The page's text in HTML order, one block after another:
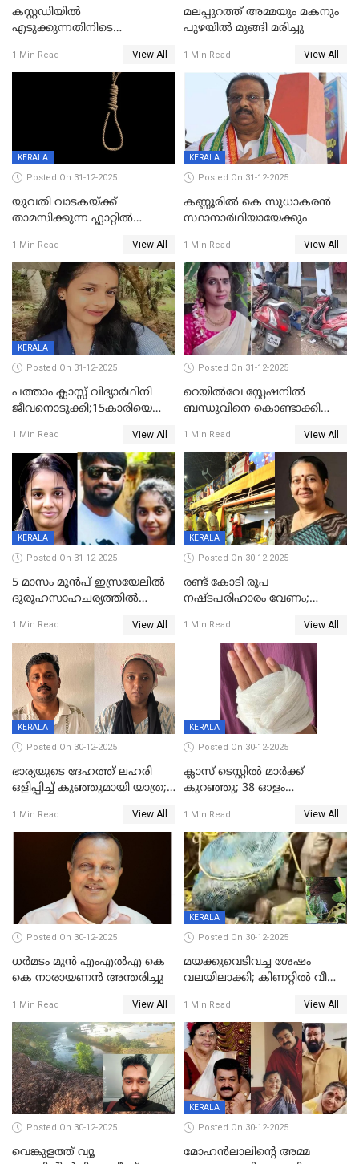
കസ്റ്റഡിയിൽ
എടുക്കുന്നതിനിടെ
വധശ്രമക്കേസ് പ്രതി പിടിയിൽ
1 Min Read View All
മലപ്പുറത്ത് അമ്മയും മകനും
പുഴയിൽ മുങ്ങി മരിച്ചു
1 Min Read View All
KERALA
Posted On 31-12-2025
യുവതി വാടകയ്ക്ക്
താമസിക്കുന്ന ഫ്ലാറ്റില്‍
സംഭവം കൈതപ്പൊയിലില്‍
1 Min Read View All
KERALA
Posted On 31-12-2025
കണ്ണൂരിൽ കെ സുധാകരൻ
സ്ഥാനാർഥിയായേക്കും
1 Min Read View All
KERALA
Posted On 31-12-2025
പത്താം ക്ലാസ്സ് വിദ്യാര്‍ഥിനി
ജീവനൊടുക്കി;15കാരിയെ
കിടപ്പുമുറിയില്‍ തൂങ്ങി മരിച്ച
നിലയിൽ
1 Min Read View All
Posted On 31-12-2025
റെയിൽവേ സ്റ്റേഷനിൽ
ബന്ധുവിനെ കൊണ്ടാക്കി
ലോറി സ്കൂട്ടറിൽ ഇടിച്ചു :
യുവതിക്ക് ദാരുണാന്ത്യം
1 Min Read View All
KERALA
Posted On 31-12-2025
5 മാസം മുൻപ് ഇസ്രയേലിൽ
ദുരൂഹസാഹചര്യത്തിൽ
മലയാളി യുവാവിന്റെ ഭാര്യയും
മരിച്ചു
1 Min Read View All
KERALA
Posted On 30-12-2025
രണ്ട് കോടി രൂപ
നഷ്ടപരിഹാരം വേണം;
നോട്ടീസയച്ച് ഉമാ തോമസ്
1 Min Read View All
KERALA
Posted On 30-12-2025
ഭാര്യയുടെ ദേഹത്ത് ലഹരി
ഒളിപ്പിച്ച് കുഞ്ഞുമായി യാത്ര;
പിടികൂടി പൊലീസ്
1 Min Read View All
KERALA
Posted On 30-12-2025
ക്ലാസ് ടെസ്റ്റിൽ മാർക്ക്
കുറഞ്ഞു; 38 ഓളം
സെന്ററിലെ അധ്യാപകന്‍
മർദിച്ചതായി പരാതി
1 Min Read View All
Posted On 30-12-2025
ധർമടം മുൻ എംഎല്‍എ കെ
കെ നാരായണന്‍ അന്തരിച്ചു
1 Min Read View All
KERALA
Posted On 30-12-2025
മയക്കുവെടിവച്ച ശേഷം
വലയിലാക്കി; കിണറ്റിൽ വീണ
1 Min Read View All
Posted On 30-12-2025
വെങ്കുളത്ത് വ്യൂ
KERALA
Posted On 30-12-2025
മോഹന്‍ലാലിന്‍റെ അമ്മ